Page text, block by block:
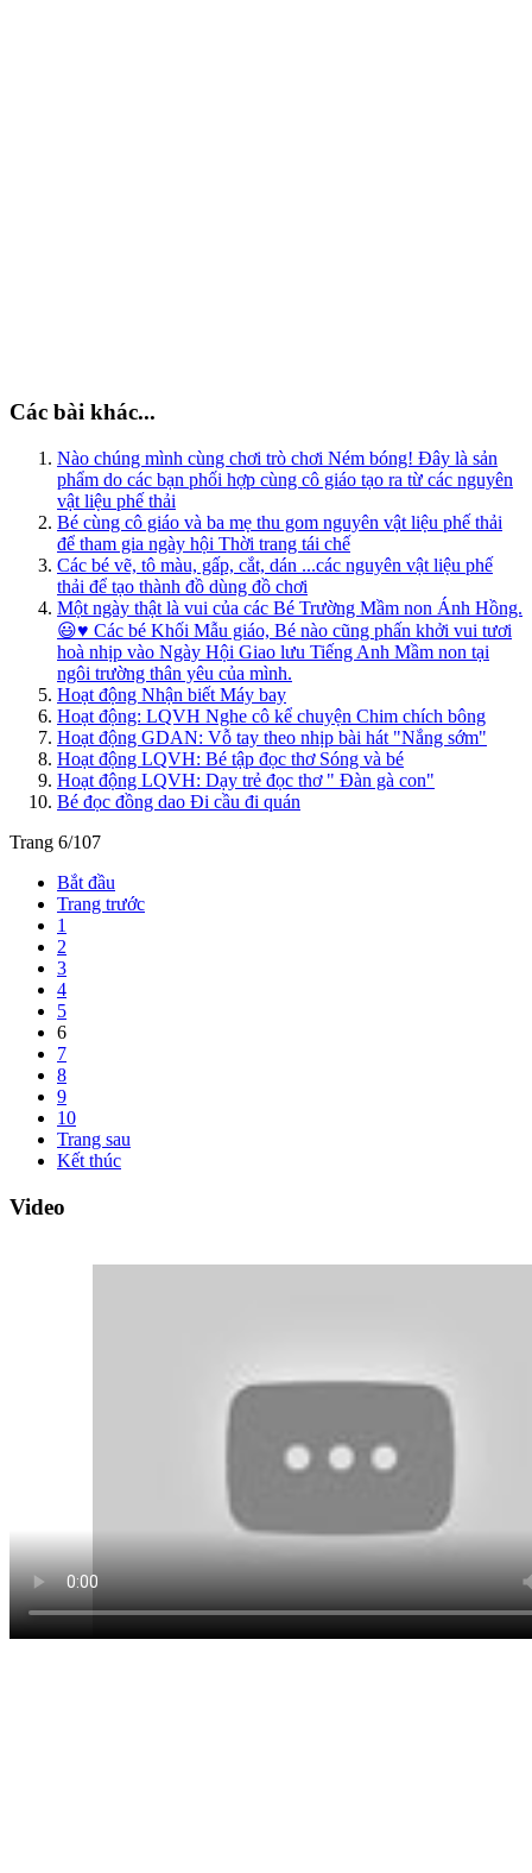
Các bài khác...
Nào chúng mình cùng chơi trò chơi Ném bóng! Đây là sản
phẩm do các bạn phối hợp cùng cô giáo tạo ra từ các nguyên
vật liệu phế thải
Bé cùng cô giáo và ba mẹ thu gom nguyên vật liệu phế thải
để tham gia ngày hội Thời trang tái chế
Các bé vẽ, tô màu, gấp, cắt, dán ...các nguyên vật liệu phế
thải để tạo thành đồ dùng đồ chơi
Một ngày thật là vui của các Bé Trường Mầm non Ánh Hồng.
😃♥️ Các bé Khối Mẫu giáo, Bé nào cũng phấn khởi vui tươi
hoà nhịp vào Ngày Hội Giao lưu Tiếng Anh Mầm non tại
ngôi trường thân yêu của mình.
Hoạt động Nhận biết Máy bay
Hoạt động: LQVH Nghe cô kể chuyện Chim chích bông
Hoạt động GDAN: Vỗ tay theo nhịp bài hát "Nắng sớm"
Hoạt động LQVH: Bé tập đọc thơ Sóng và bé
Hoạt động LQVH: Dạy trẻ đọc thơ " Đàn gà con"
Bé đọc đồng dao Đi cầu đi quán
Trang 6/107
Bắt đầu
Trang trước
1
2
3
4
5
6
7
8
9
10
Trang sau
Kết thúc
Video